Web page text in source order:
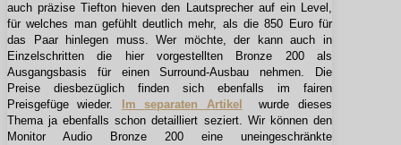
auch präzise Tiefton hieven den Lautsprecher auf ein Level,
für welches man gefühlt deutlich mehr, als die 850 Euro für
das Paar hinlegen muss. Wer möchte, der kann auch in
Einzelschritten die hier vorgestellten Bronze 200 als
Ausgangsbasis für einen Surround-Ausbau nehmen. Die
Preise diesbezüglich finden sich ebenfalls im fairen
Preisgefüge wieder.
Im separaten Artikel
wurde dieses
Thema ja ebenfalls schon detailliert seziert. Wir können den
Monitor Audio Bronze 200 eine uneingeschränkte